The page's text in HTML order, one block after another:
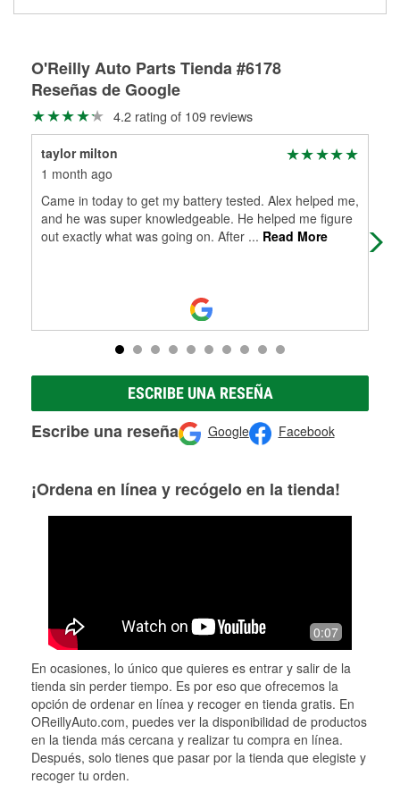
partes de reemplazo correctas para tu reparación.
Rectificación de tambores y discos de freno
O'Reilly Auto Parts Tienda #6178
Reseñas de Google
4.2 rating of 109 reviews
taylor milton
1 month ago
Came in today to get my battery tested. Alex helped me,
and he was super knowledgeable. He helped me figure
out exactly what was going on. After ... Read More
we
ESCRIBE UNA RESEÑA
Escribe una reseña Google Facebook
¡Ordena en línea y recógelo en la tienda!
0:07
En ocasiones, lo único que quieres es entrar y salir de la
tienda sin perder tiempo. Es por eso que ofrecemos la
opción de ordenar en línea y recoger en tienda gratis. En
OReillyAuto.com, puedes ver la disponibilidad de productos
en la tienda más cercana y realizar tu compra en línea.
Después, solo tienes que pasar por la tienda que elegiste y
recoger tu orden.